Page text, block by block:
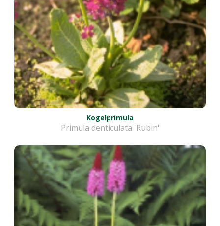
Kogelprimula
Primula denticulata 'Rubin'